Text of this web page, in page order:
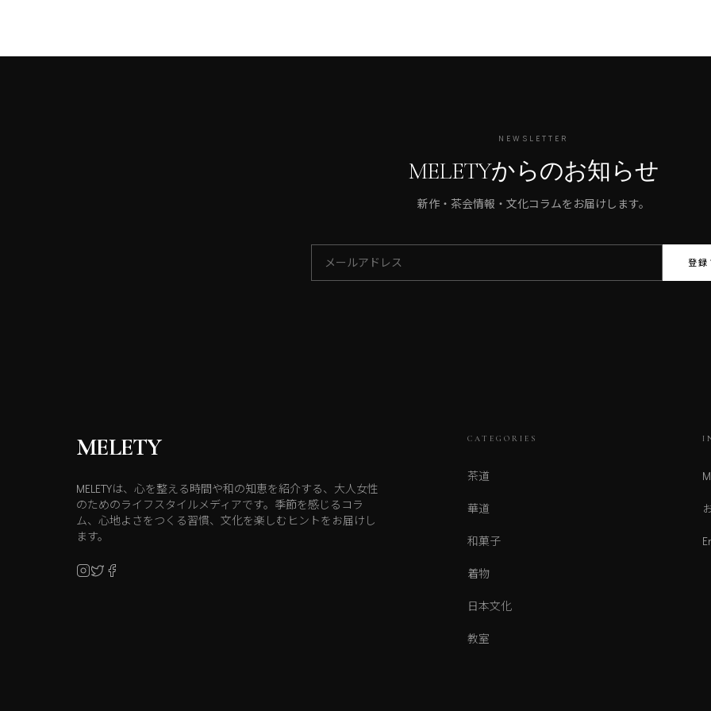
NEWSLETTER
MELETYからのお知らせ
新作・茶会情報・文化コラムをお届けします。
登
MELETY
MELETYは、心を整える時間や和の知恵を紹介する、大人女性
のためのライフスタイルメディアです。季節を感じるコラ
ム、心地よさをつくる習慣、文化を楽しむヒントをお届けし
ます。
CATEGORIES
茶道
華道
和菓子
着物
日本文化
教室